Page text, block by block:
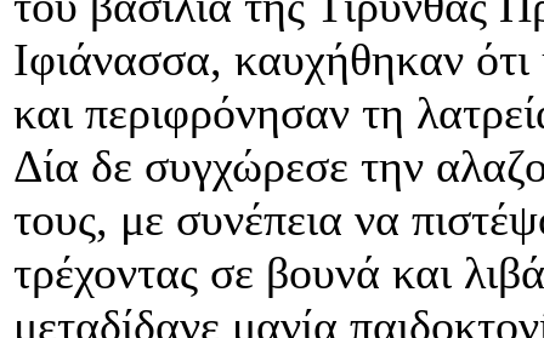
Ιφιάνασσα, καυχήθηκαν
και περιφρόνησαν τη
Δία δε συγχώρεσε την
τους, με συνέπεια να
τρέχοντας σε βουνά και
μεταδίδανε μανία